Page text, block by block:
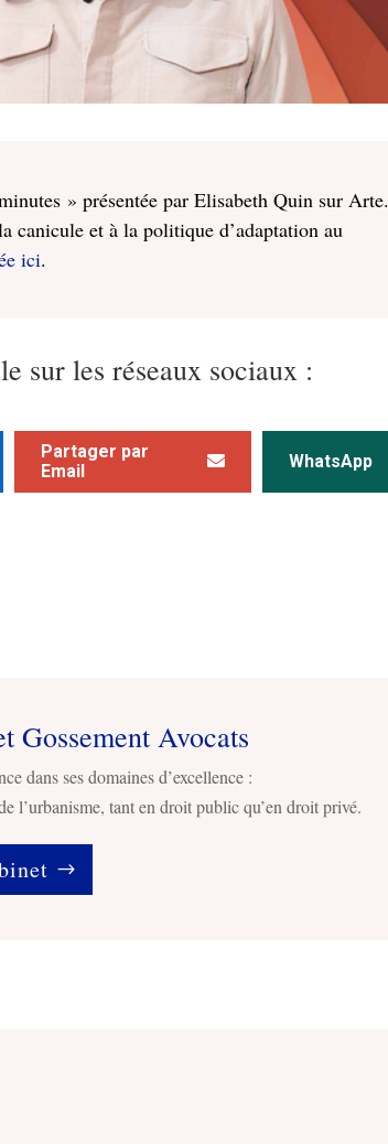
» présentée par Elisabeth Quin sur Arte.
canicule et à la politique d’adaptation au
ici.
sur les réseaux sociaux :
Partager par
Email
WhatsApp
Gossement Avocats
dans ses domaines d’excellence :
l’urbanisme, tant en droit public qu’en droit privé.